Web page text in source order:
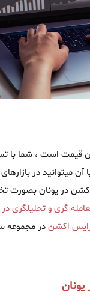
قیمت است ، شما با
میتوانید در
در یونان بصورت
گری و تحلیلگری در
اکشندر مجموعه